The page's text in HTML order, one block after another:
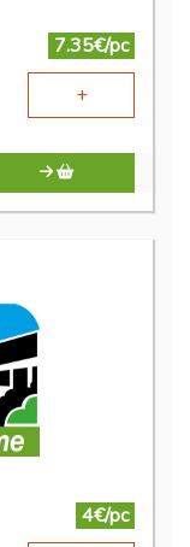
7.35€/pc
+
4€/pc